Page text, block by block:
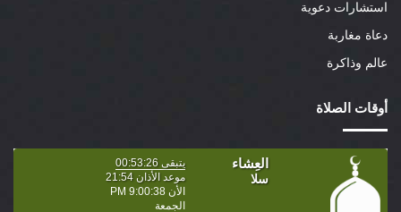
استشارات دعوية
دعاة مغاربة
عالم وذاكرة
أوقات الصلاة